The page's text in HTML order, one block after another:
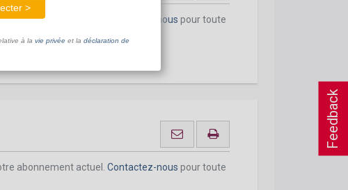
Feedback
abonnement actuel. Contactez-nous pour toute
abonnement actuel. Contactez-nous pour toute
>
à la vie privéeet la déclaration de